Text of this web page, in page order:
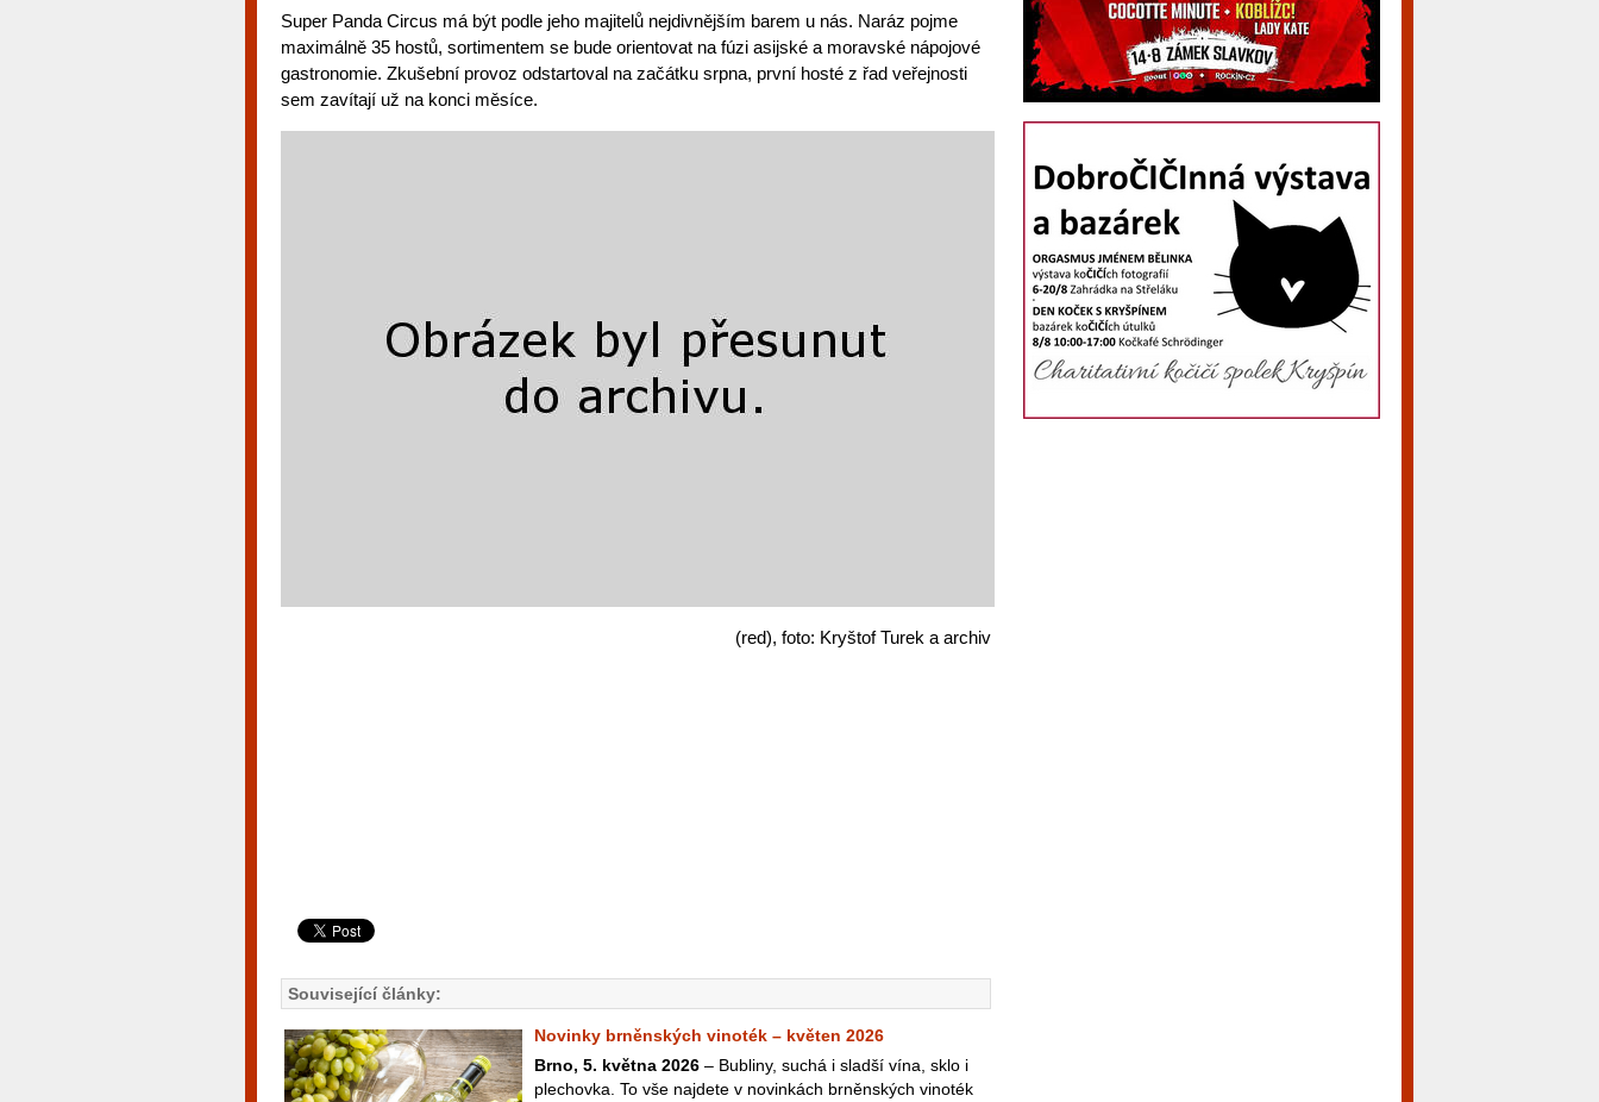
Super Panda Circus má být podle jeho majitelů nejdivnějším barem u nás. Naráz pojme
maximálně 35 hostů, sortimentem se bude orientovat na fúzi asijské a moravské nápojové
gastronomie. Zkušební provoz odstartoval na začátku srpna, první hosté z řad veřejnosti
sem zavítají už na konci měsíce.
(red), foto: Kryštof Turek a archiv
Související články:
Novinky brněnských vinoték – květen 2026
Brno, 5. května 2026 – Bubliny, suchá i sladší vína, sklo i
plechovka. To vše najdete v novinkách brněnských vinoték